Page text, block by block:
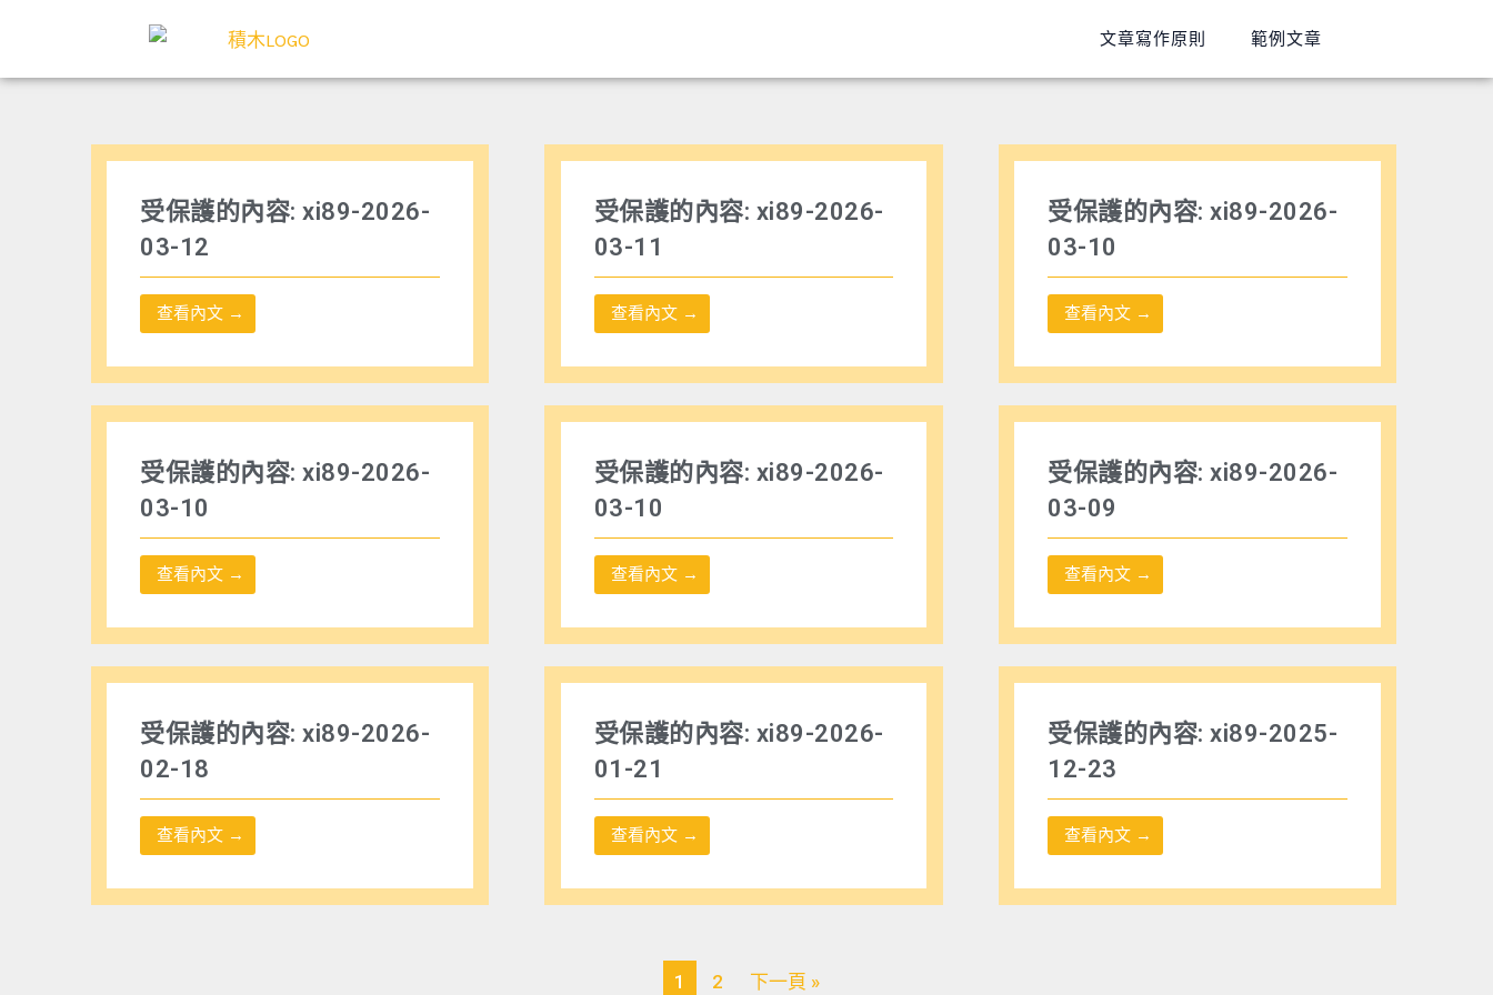
主
文章寫作原則 範例文章
受保護的內容: xi89-2026-
03-12
查看內文 →
受保護的內容: xi89-2026-
03-11
查看內文 →
受保護的內容: xi89-2026-
03-10
查看內文 →
受保護的內容: xi89-2026-
03-10
查看內文 →
受保護的內容: xi89-2026-
03-10
查看內文 →
受保護的內容: xi89-2026-
03-09
查看內文 →
受保護的內容: xi89-2026-
02-18
查看內文 →
受保護的內容: xi89-2026-
01-21
查看內文 →
受保護的內容: xi89-2025-
12-23
查看內文 →
1 2 下一頁 »